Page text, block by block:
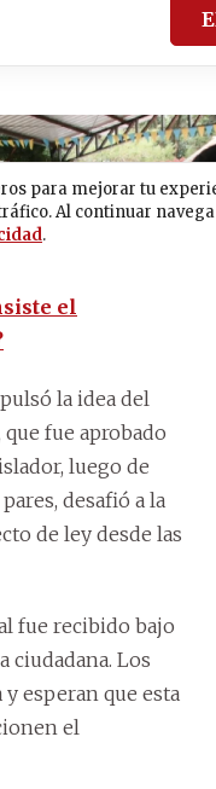
el
la idea del
fue aprobado
luego de
desafió a la
de ley desde las
fue recibido bajo
ciudadana. Los
esperan que esta
el